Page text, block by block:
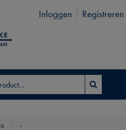
Inloggen Registreren
-